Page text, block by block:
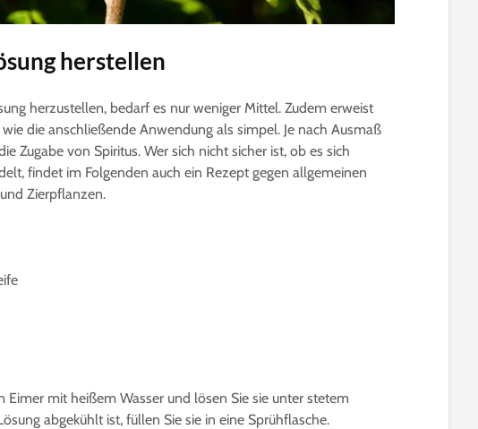
herstellen
herzustellen, bedarf es nur weniger Mittel. Zudem erweist
die anschließende Anwendung als simpel. Je nach Ausmaß
Zugabe von Spiritus. Wer sich nicht sicher ist, ob es sich
findet im Folgenden auch ein Rezept gegen allgemeinen
Zierpflanzen.
Eimer mit heißem Wasser und lösen Sie sie unter stetem
abgekühlt ist, füllen Sie sie in eine Sprühflasche.